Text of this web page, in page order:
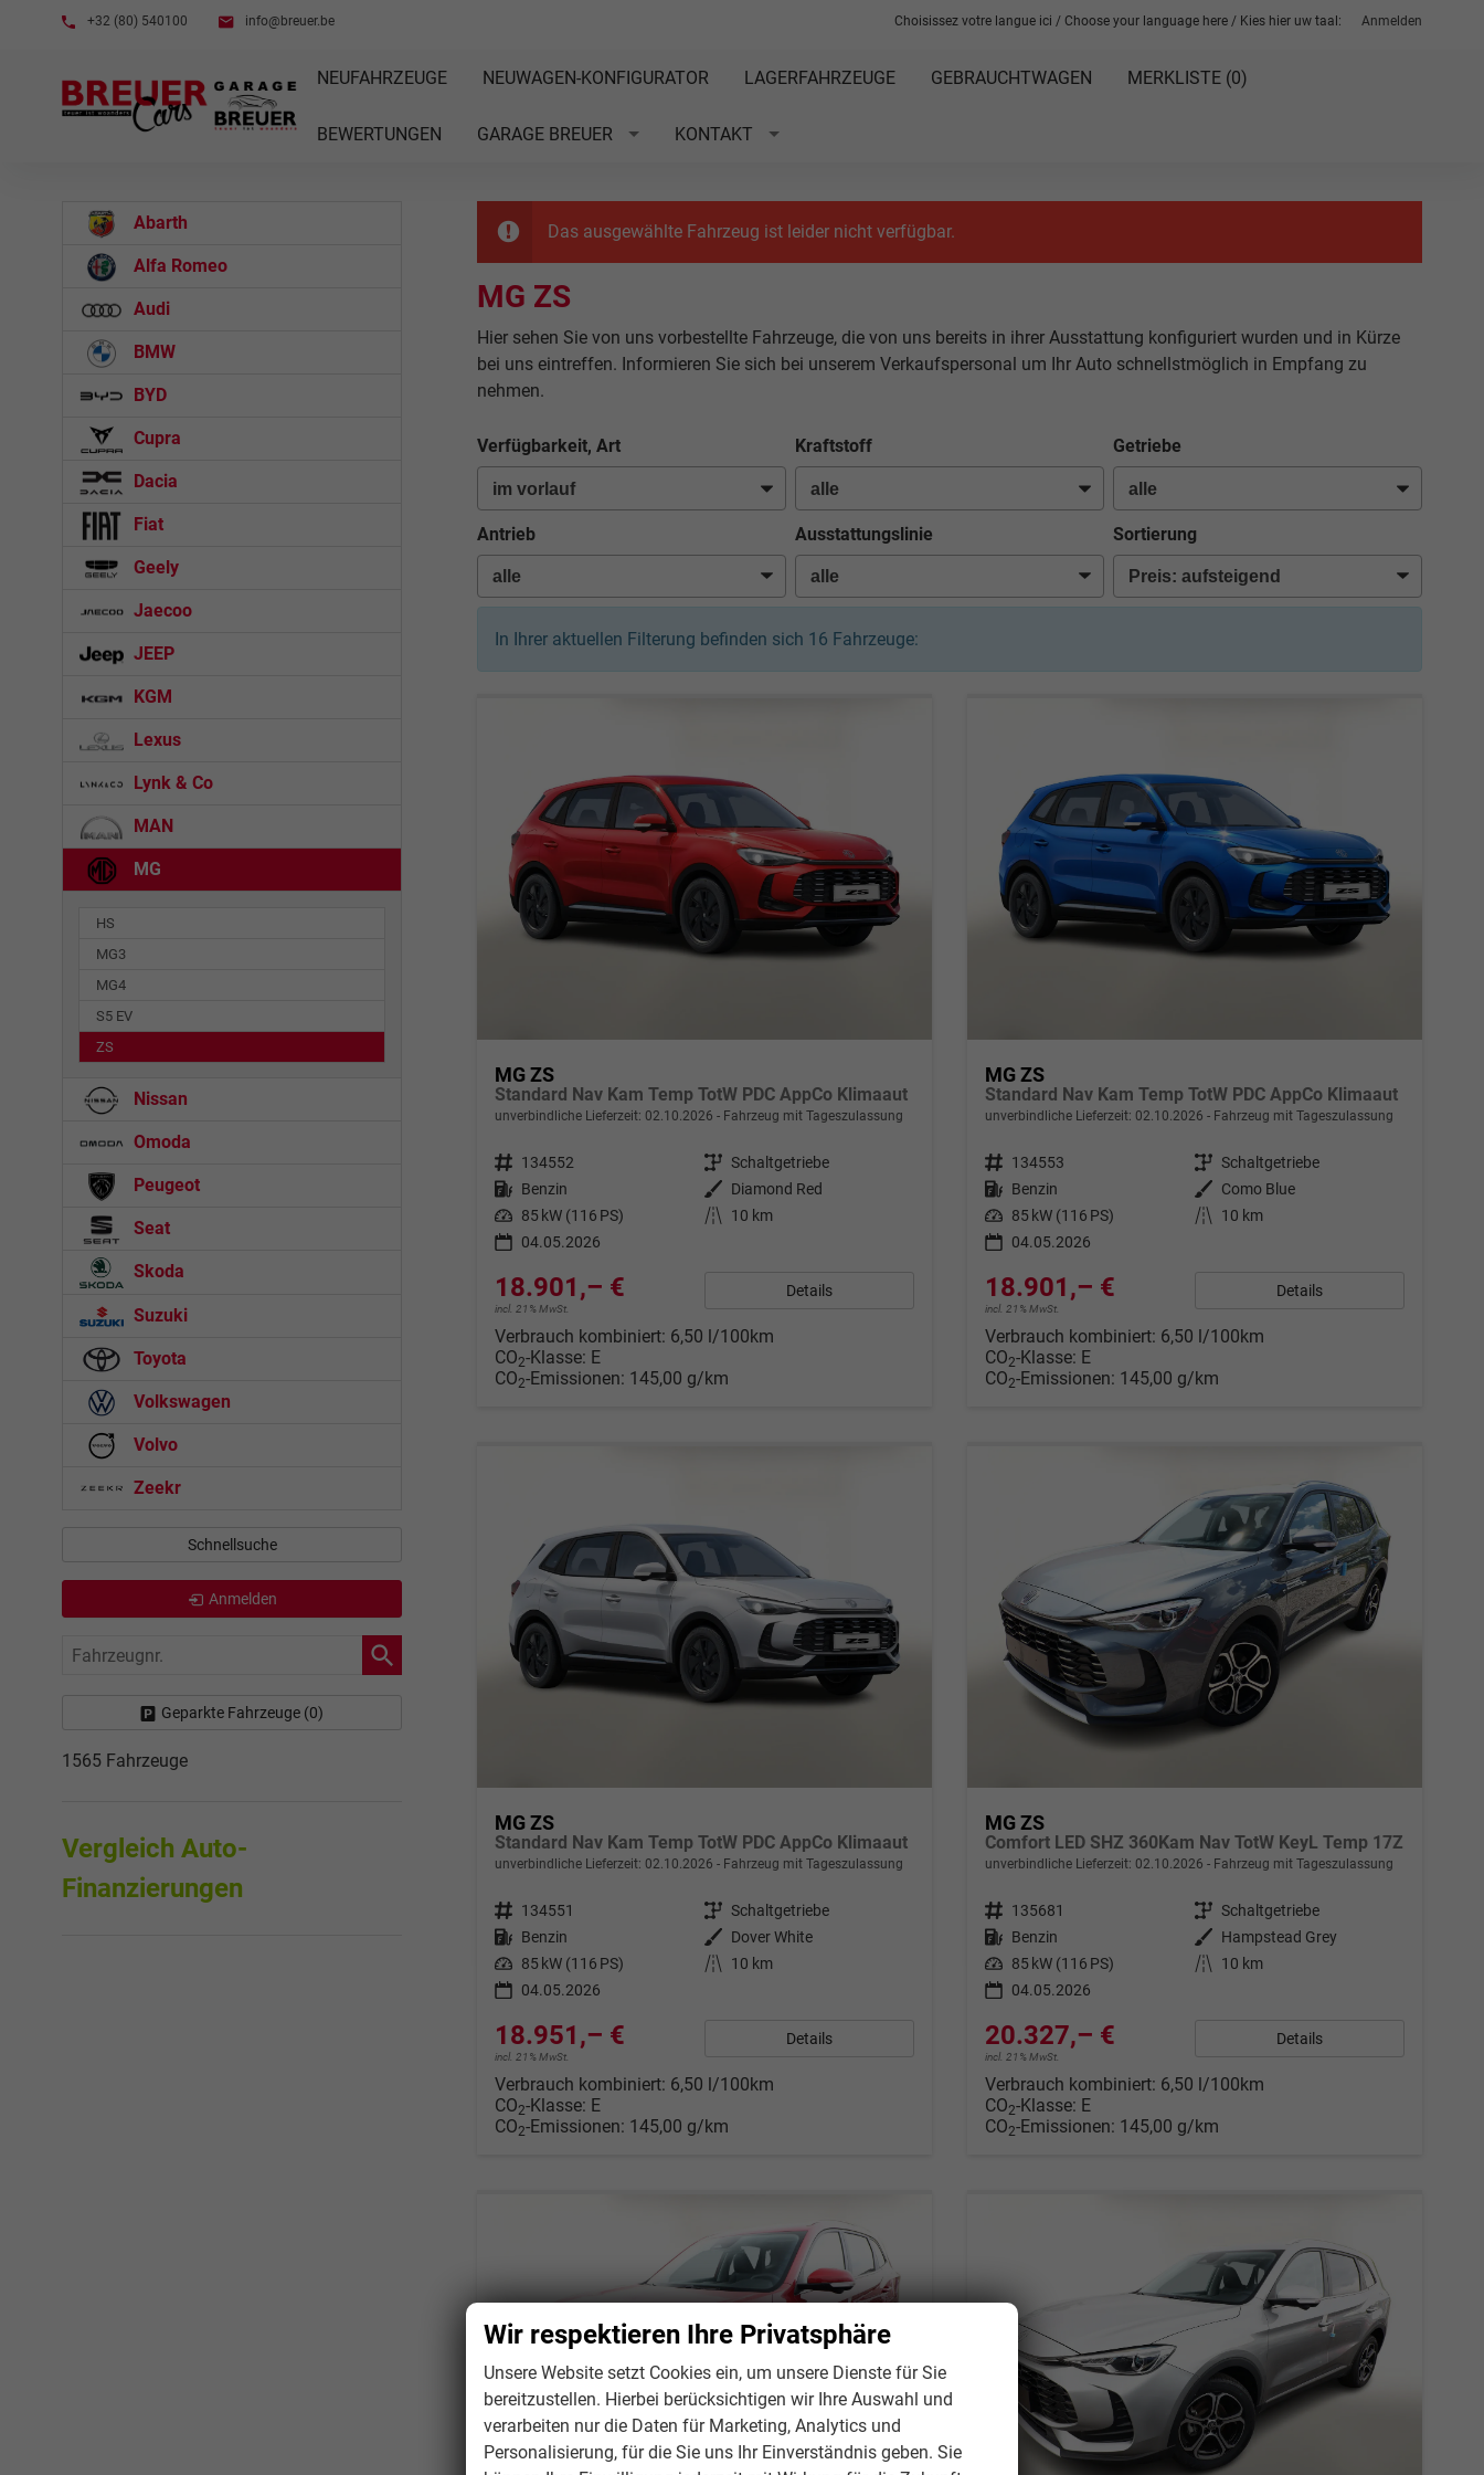
+32 (80) 540100 info@breuer.be Anmelden
Choisissez votre langue ici / Choose your language here / Kies hier uw taal:
NEUFAHRZEUGE NEUWAGEN-KONFIGURATOR LAGERFAHRZEUGE GEBRAUCHTWAGEN MERKLISTE (0)
BEWERTUNGEN GARAGE BREUER KONTAKT
Das ausgewählte Fahrzeug ist leider nicht verfügbar.
MG ZS
Hier sehen Sie von uns vorbestellte Fahrzeuge, die von uns bereits in ihrer Ausstattung konfiguriert wurden und in Kürze
bei uns eintreffen. Informieren Sie sich bei unserem Verkaufspersonal um Ihr Auto schnellstmöglich in Empfang zu
nehmen.
Verfügbarkeit, Art Kraftstoff Getriebe
Antrieb Ausstattungslinie Sortierung
In Ihrer aktuellen Filterung befinden sich 16 Fahrzeuge:
MG ZS
Standard Nav Kam Temp TotW PDC AppCo Klimaaut
unverbindliche Lieferzeit: 02.10.2026 Fahrzeug mit Tageszulassung
Fahrzeugnr. 134552 Getriebe Schaltgetriebe
Kraftstoff Benzin Außenfarbe
Diamond Red
Leistung 85 kW (116 PS) Kilometerstand
10 km
04.05.2026
18.901,– €
incl. 21% MwSt.
Details
Verbrauch kombiniert: 6,50 l/100km
CO2-Klasse: E
CO2-Emissionen: 145,00 g/km
MG ZS
Standard Nav Kam Temp TotW PDC AppCo Klimaaut
unverbindliche Lieferzeit: 02.10.2026 Fahrzeug mit Tageszulassung
Fahrzeugnr. 134553 Getriebe Schaltgetriebe
Kraftstoff Benzin Außenfarbe
Como Blue
Leistung 85 kW (116 PS) Kilometerstand
10 km
04.05.2026
18.901,– €
incl. 21% MwSt.
Details
Verbrauch kombiniert: 6,50 l/100km
CO2-Klasse: E
CO2-Emissionen: 145,00 g/km
MG ZS
Standard Nav Kam Temp TotW PDC AppCo Klimaaut
unverbindliche Lieferzeit: 02.10.2026 Fahrzeug mit Tageszulassung
Fahrzeugnr. 134551 Getriebe Schaltgetriebe
Kraftstoff Benzin Außenfarbe
Dover White
Leistung 85 kW (116 PS) Kilometerstand
10 km
04.05.2026
18.951,– €
incl. 21% MwSt.
Details
Verbrauch kombiniert: 6,50 l/100km
CO2-Klasse: E
CO2-Emissionen: 145,00 g/km
MG ZS
Comfort LED SHZ 360Kam Nav TotW KeyL Temp 17Z
unverbindliche Lieferzeit: 02.10.2026 Fahrzeug mit Tageszulassung
Fahrzeugnr. 135681 Getriebe Schaltgetriebe
Kraftstoff Benzin Außenfarbe
Hampstead Grey
Leistung 85 kW (116 PS) Kilometerstand
10 km
04.05.2026
20.327,– €
incl. 21% MwSt.
Details
Verbrauch kombiniert: 6,50 l/100km
CO2-Klasse: E
CO2-Emissionen: 145,00 g/km
Abarth
Alfa Romeo
Audi
BMW
BYD
Cupra
Dacia
Fiat
Geely
Jaecoo
JEEP
KGM
Lexus
Lynk & Co
MAN
MG
HS
MG3
MG4
S5 EV
ZS
Nissan
Omoda
Peugeot
Seat
Skoda
Suzuki
Toyota
Volkswagen
Volvo
Zeekr
Schnellsuche
Anmelden
Fahrzeugnr.
Geparkte Fahrzeuge (0)
1565 Fahrzeuge
Vergleich Auto-
Finanzierungen
Wir respektieren Ihre Privatsphäre
Unsere Website setzt Cookies ein, um unsere Dienste für Sie
bereitzustellen. Hierbei berücksichtigen wir Ihre Auswahl und
verarbeiten nur die Daten für Marketing, Analytics und
Personalisierung, für die Sie uns Ihr Einverständnis geben. Sie